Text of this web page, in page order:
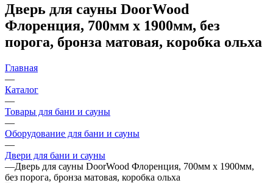
Дверь для сауны DoorWood
Флоренция, 700мм х 1900мм, без
порога, бронза матовая, коробка ольха
Главная
—
Каталог
—
Товары для бани и сауны
—
Оборудование для бани и сауны
—
Двери для бани и сауны
—Дверь для сауны DoorWood Флоренция, 700мм х 1900мм,
без порога, бронза матовая, коробка ольха